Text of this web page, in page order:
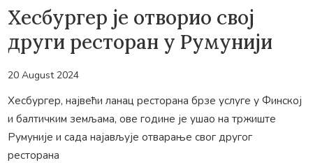
Хесбургер је отворио свој
други ресторан у Румунији
20 August 2024
Хесбургер, највећи ланац ресторана брзе услуге у Финској
и балтичким земљама, ове године је ушао на тржиште
Румуније и сада најављује отварање свог другог
ресторана